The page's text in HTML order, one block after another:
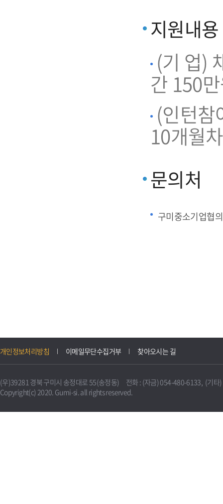
지원내용
(기 업)
간 150
(인턴참
10개월
문의처
구미중소기업협
개인정보처리방침 이메일무단수집거부 찾아오시는 길
(우)39281 경북 구미시 송정대로 55(송정동) 전화 : (자금) 054-480-6133, (기타
Copyright(c) 2020. Gumi-si. all rights reserved.